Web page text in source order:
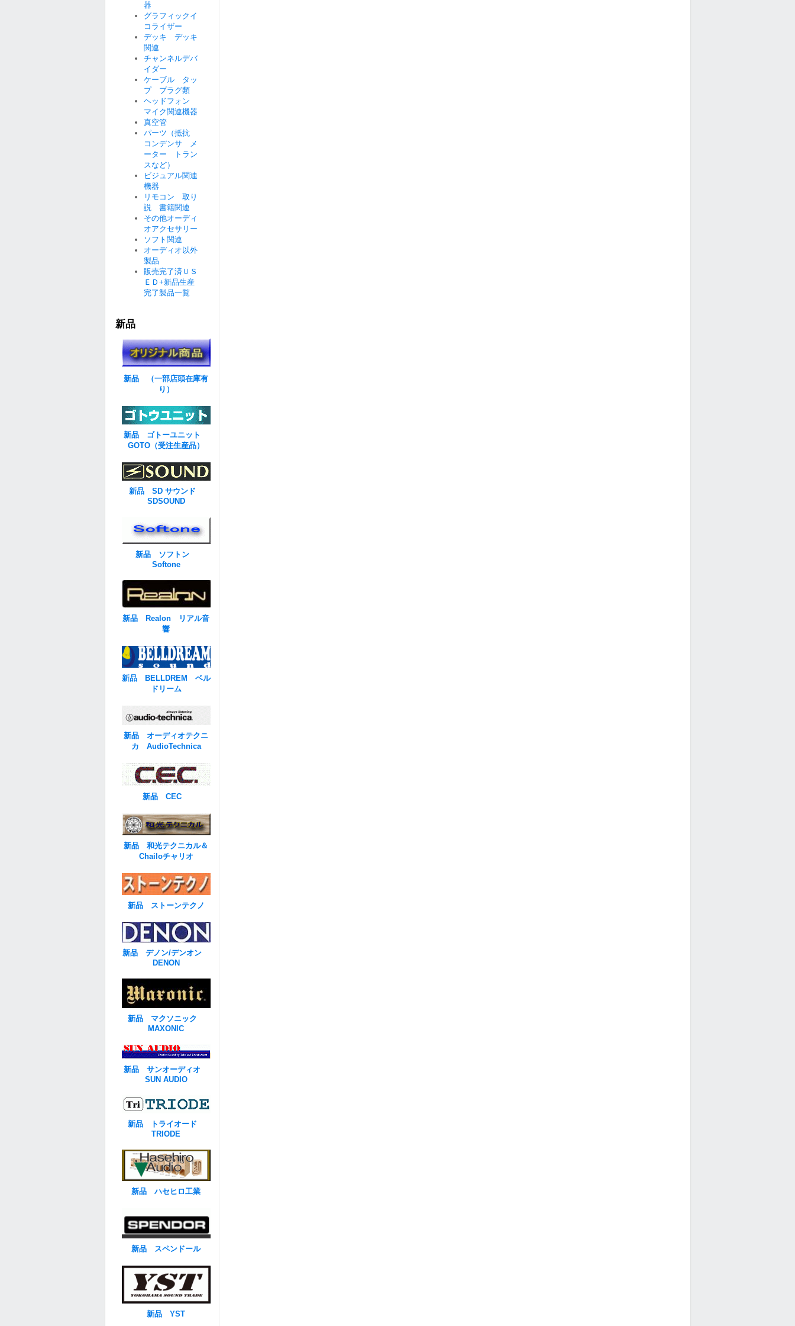
器
グラフィックイ
コライザー
デッキ デッキ
関連
チャンネルデバ
イダー
ケーブル タッ
プ プラグ類
ヘッドフォン
マイク関連機器
真空管
パーツ（抵抗
コンデンサ メ
ーター トラン
スなど）
ビジュアル関連
機器
リモコン 取り
説 書籍関連
その他オーディ
オアクセサリー
ソフト関連
オーディオ以外
製品
販売完了済ＵＳ
ＥＤ+新品生産
完了製品一覧
新品
新品 （一部店頭在庫有
り）
新品 ゴトーユニット
GOTO（受注生産品）
新品 SD サウンド
SDSOUND
新品 ソフトン
Softone
新品 Realon リアル音
響
新品 BELLDREM ベル
ドリーム
新品 オーディオテクニ
カ AudioTechnica
新品 CEC
新品 和光テクニカル＆
Chailoチャリオ
新品 ストーンテクノ
新品 デノン/デンオン
DENON
新品 マクソニック
MAXONIC
新品 サンオーディオ
SUN AUDIO
新品 トライオード
TRIODE
新品 ハセヒロ工業
新品 スペンドール
新品 YST